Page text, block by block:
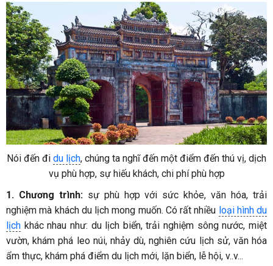
Nói đến đi du lịch, chúng ta nghĩ đến một điểm đến thú vị, dịch
vụ phù hợp, sự hiếu khách, chi phí phù hợp
1. Chương trình:sự phù hợp với sức khỏe, văn hóa, trải
nghiệm mà khách du lịch mong muốn. Có rất nhiều loại hình du
lịch khác nhau như: du lịch biển, trải nghiệm sông nước, miệt
vườn, khám phá leo núi, nhảy dù, nghiên cứu lịch sử, văn hóa
ẩm thực, khám phá điểm du lịch mới, lặn biển, lễ hội, v..v...